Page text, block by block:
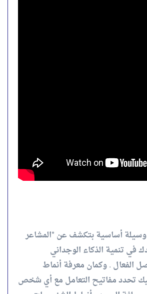
وسيلة أساسية بتكشف عن *المشاعر
في تنمية الذكاء الوجداني
الفعال . وكمان معرفة أنماط
تحدد مفاتيح التعامل مع أي شخص